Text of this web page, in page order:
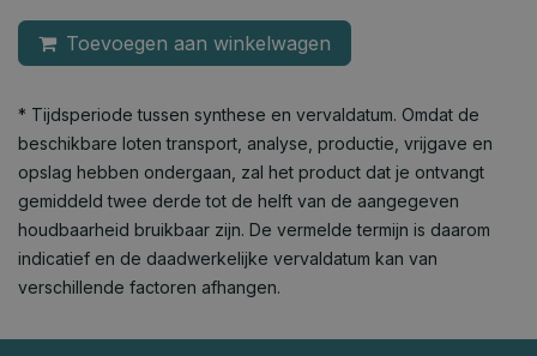
Toevoegen aan winkelwagen
* Tijdsperiode tussen synthese en vervaldatum. Omdat de
beschikbare loten transport, analyse, productie, vrijgave en
opslag hebben ondergaan, zal het product dat je ontvangt
gemiddeld twee derde tot de helft van de aangegeven
houdbaarheid bruikbaar zijn. De vermelde termijn is daarom
indicatief en de daadwerkelijke vervaldatum kan van
verschillende factoren afhangen.